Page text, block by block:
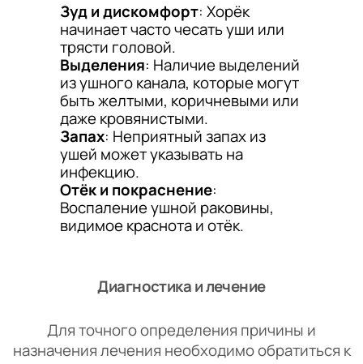
Зуд и дискомфорт: Хорёк
начинает часто чесать уши или
трясти головой.
Выделения: Наличие выделений
из ушного канала, которые могут
быть желтыми, коричневыми или
даже кровянистыми.
Запах: Неприятный запах из
ушей может указывать на
инфекцию.
Отёк и покраснение:
Воспаление ушной раковины,
видимое краснота и отёк.
Диагностика и лечение
Для точного определения причины и
назначения лечения необходимо обратиться к